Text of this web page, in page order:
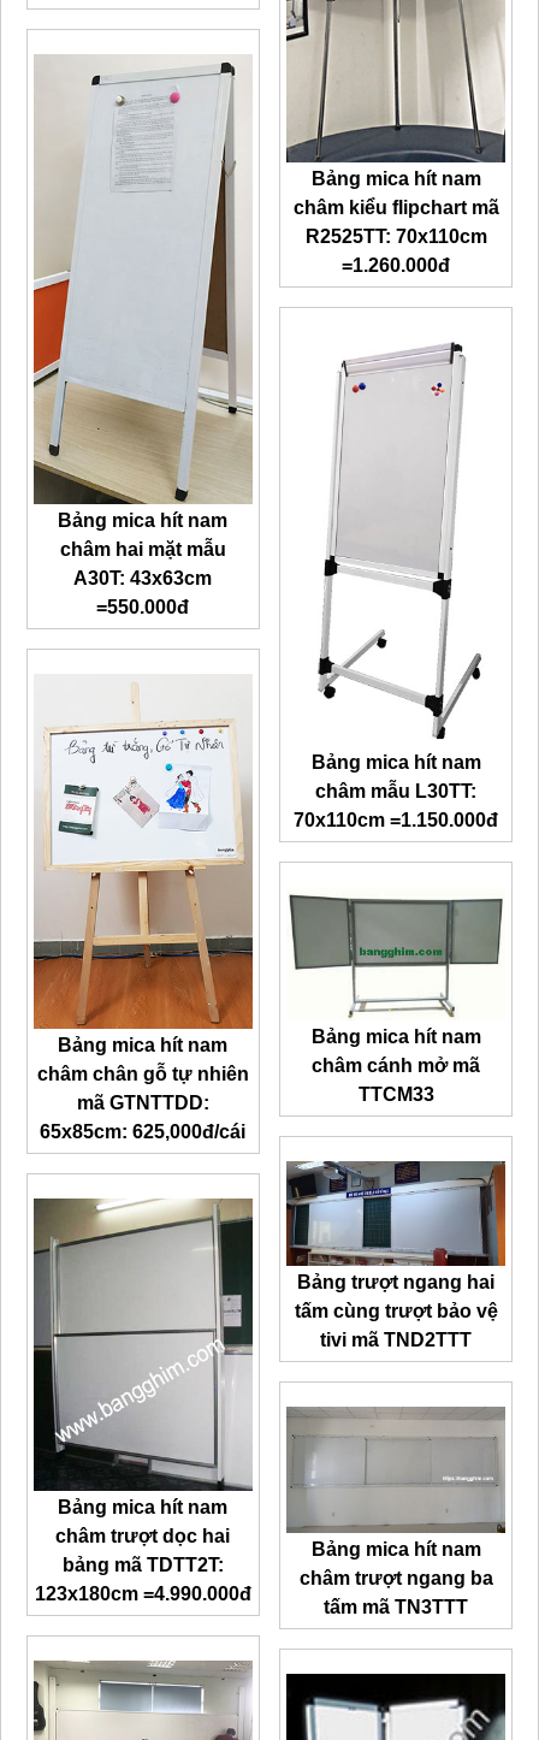
Bảng mica hít nam
châm hai mặt mẫu
A30T: 43x63cm
=550.000đ
Bảng mica hít nam
châm chân gỗ tự nhiên
mã GTNTTDD:
65x85cm: 625,000đ/cái
Bảng mica hít nam
châm trượt dọc hai
bảng mã TDTT2T:
123x180cm =4.990.000đ
Bảng mica hít nam
châm kiểu flipchart mã
R2525TT: 70x110cm
=1.260.000đ
Bảng mica hít nam
châm mẫu L30TT:
70x110cm =1.150.000đ
Bảng mica hít nam
châm cánh mở mã
TTCM33
Bảng trượt ngang hai
tấm cùng trượt bảo vệ
tivi mã TND2TTT
Bảng mica hít nam
châm trượt ngang ba
tấm mã TN3TTT